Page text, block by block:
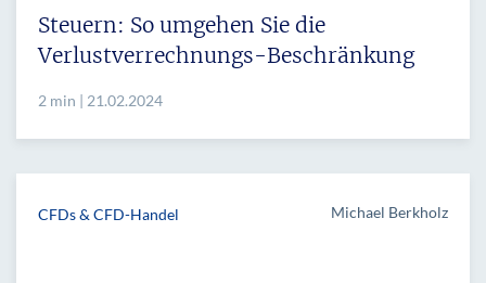
Steuern: So umgehen Sie die
Verlustverrechnungs-Beschränkung
2 min | 21.02.2024
CFDs & CFD-Handel Michael Berkholz